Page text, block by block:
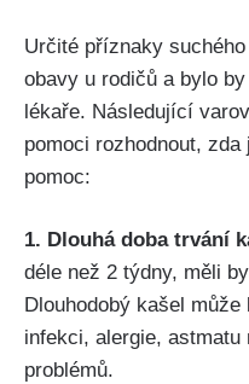
Určité příznaky
obavy u rodičů a bylo
lékaře. Následující
pomoci rozhodnout,
pomoc:
1.‍ Dlouhá doba ‍trvání
déle než 2 týdny, měli
Dlouhodobý​ kašel
infekci, alergie,
problémů.